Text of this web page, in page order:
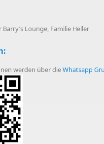
Lounge, Familie Heller
werden über dieWhatsapp